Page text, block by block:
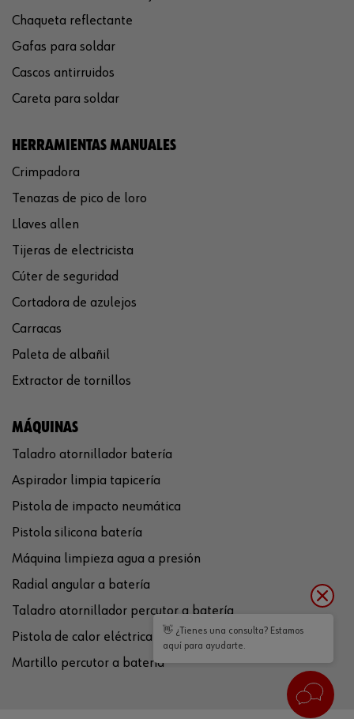
Chaqueta reflectante
Gafas para soldar
Cascos antirruidos
Careta para soldar
HERRAMIENTAS MANUALES
Crimpadora
Tenazas de pico de loro
Llaves allen
Tijeras de electricista
Cúter de seguridad
Cortadora de azulejos
Carracas
Paleta de albañil
Extractor de tornillos
MÁQUINAS
Taladro atornillador batería
Aspirador limpia tapicería
Pistola de impacto neumática
Pistola silicona batería
Máquina limpieza agua a presión
Radial angular a batería
Taladro atornillador percutor a batería
Pistola de calor eléctrica
Martillo percutor a batería
👋 ¿Tienes una consulta? Estamos
aquí para ayudarte.